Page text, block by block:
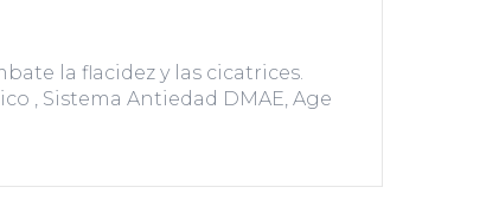
la flacidez y las cicatrices.
, Sistema Antiedad DMAE, Age